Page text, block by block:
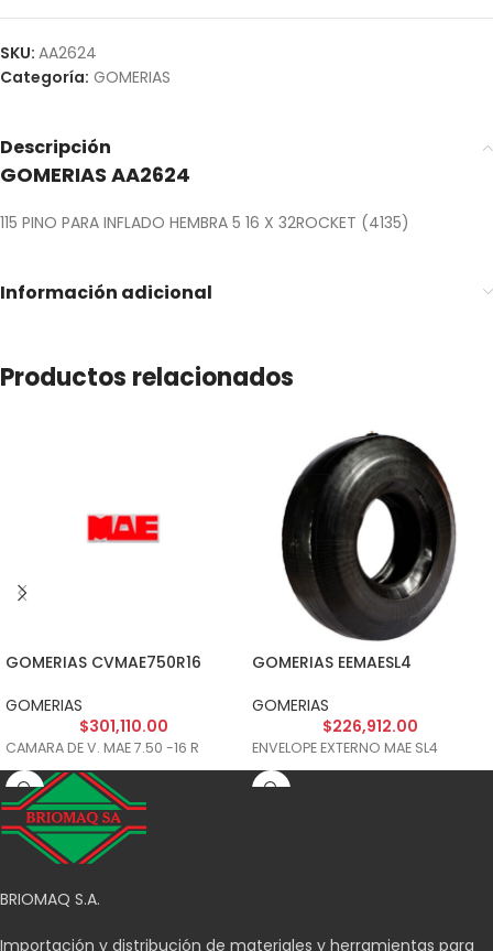
SKU: AA2624
Categoría: GOMERIAS
Descripción
GOMERIAS AA2624
115 PINO PARA INFLADO HEMBRA 5 16 X 32ROCKET (4135)
Información adicional
Productos relacionados
GOMERIAS CVMAE750R16
GOMERIAS
$301,110.00
CAMARA DE V. MAE 7.50 -16 R
GOMERIAS EEMAESL4
GOMERIAS
$226,912.00
ENVELOPE EXTERNO MAE SL4
BRIOMAQ S.A.
Importación y distribución de materiales y herramientas para